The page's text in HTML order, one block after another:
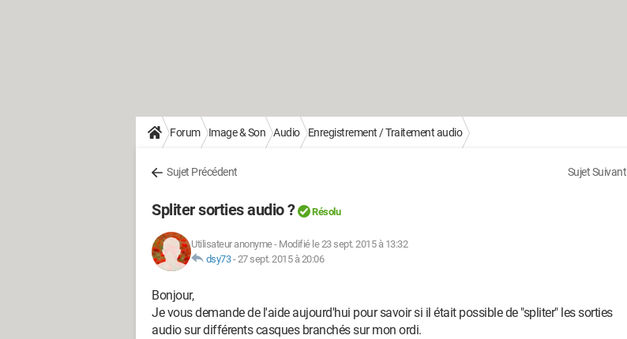
Forum Image & Son Audio Enregistrement / Traitement audio
Sujet Précédent Sujet Suivant
Spliter sorties audio ? Résolu
Utilisateur anonyme- Modifié le 23 sept. 2015 à 13:32
dsy73-27 sept. 2015 à 20:06
Bonjour,
Je vous demande de l'aide aujourd'hui pour savoir si il était possible de "spliter" les sorties
audio sur différents casques branchés sur mon ordi.